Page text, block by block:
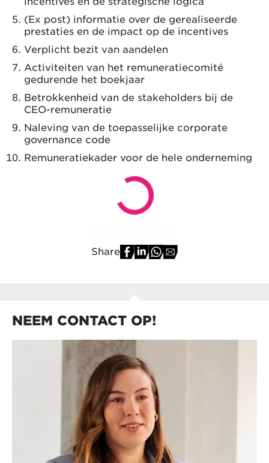
(Ex post) informatie over de gerealiseerde
prestaties en de impact op de incentives
Verplicht bezit van aandelen
Activiteiten van het remuneratiecomité
gedurende het boekjaar
Betrokkenheid van de stakeholders bij de
CEO-remuneratie
Naleving van de toepasselijke corporate
governance code
Remuneratiekader voor de hele onderneming
Share
NEEM CONTACT OP!